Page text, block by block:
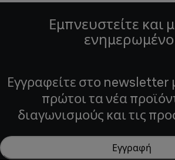
Εμπνευστείτε και
Εγγραφείτε στο newsletter
πρώτοι τα νέα
διαγωνισμούς και τις
Εγγραφή